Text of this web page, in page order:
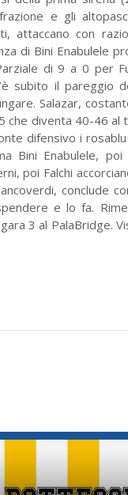
e gli
attaccano con
di Bini Enabulele
di 9 a 0 per
subito il pareggio
Salazar,
che diventa 40-46
difensivo i
Bini Enabulele,
poi Falchi
conclude
e lo fa.
3 al PalaBridge.